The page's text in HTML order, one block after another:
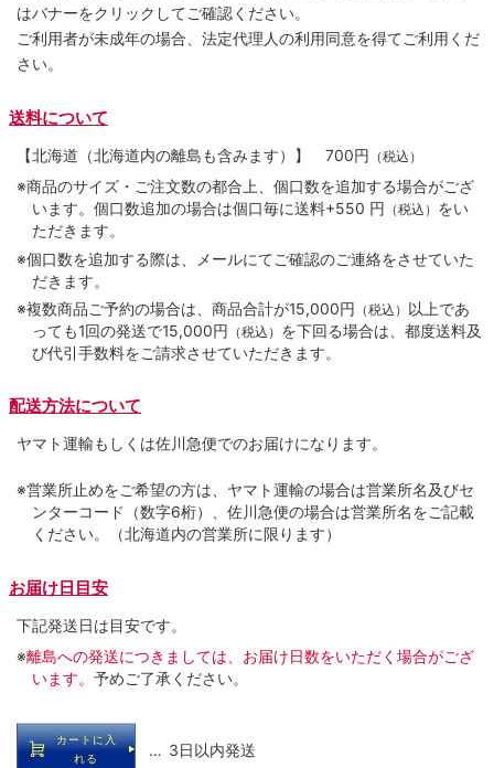
はバナーをクリックしてご確認ください。
ご利用者が未成年の場合、法定代理人の利用同意を得てご利用くだ
さい。
送料について
【北海道（北海道内の離島も含みます）】 700円 （税込）
※商品のサイズ・ご注文数の都合上、個口数を追加する場合がござ
います。個口数追加の場合は個口毎に送料+550 円 （税込） をい
ただきます。
※個口数を追加する際は、メールにてご確認のご連絡をさせていた
だきます。
※複数商品ご予約の場合は、商品合計が15,000円 （税込） 以上であ
っても1回の発送で15,000円 （税込） を下回る場合は、都度送料及
び代引手数料をご請求させていただきます。
配送方法について
ヤマト運輸もしくは佐川急便でのお届けになります。
※営業所止めをご希望の方は、ヤマト運輸の場合は営業所名及びセ
ンターコード（数字6桁）、佐川急便の場合は営業所名をご記載
ください。（北海道内の営業所に限ります）
お届け日目安
下記発送日は目安です。
※離島への発送につきましては、お届け日数をいただく場合がござ
います。 予めご了承ください。
カートに入
れる
… 3日以内発送